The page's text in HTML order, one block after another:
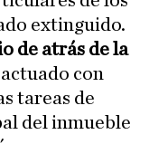
extinguido.
de atrás de la
con
tareas de
del inmueble